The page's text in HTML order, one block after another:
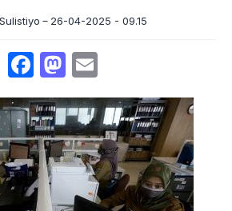
26-04-2025 - 09.15
Facebook
Mastodon